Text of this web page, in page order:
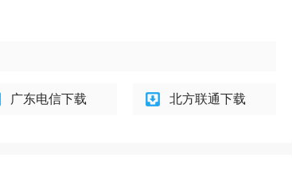
广东电信下载 北方联通下载